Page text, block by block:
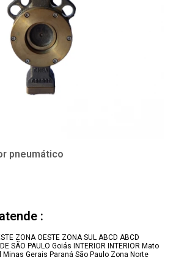
pneumático
:
ZONA OESTE ZONA SUL ABCD ABCD
SÃO PAULO Goiás INTERIOR INTERIOR Mato
Minas Gerais Paraná São Paulo Zona Norte